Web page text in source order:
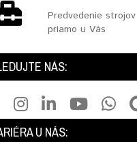
Predvedenie strojov
priamo u Vás
NÁS:
U NÁS: